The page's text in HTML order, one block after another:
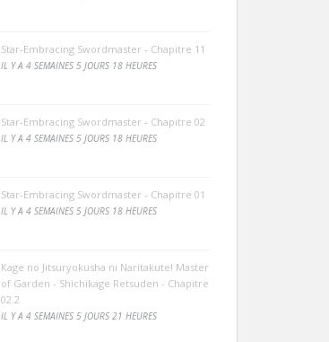
Star-Embracing Swordmaster - Chapitre 11
IL Y A 4 SEMAINES 5 JOURS 18 HEURES
Star-Embracing Swordmaster - Chapitre 02
IL Y A 4 SEMAINES 5 JOURS 18 HEURES
Star-Embracing Swordmaster - Chapitre 01
IL Y A 4 SEMAINES 5 JOURS 18 HEURES
Kage no Jitsuryokusha ni Naritakute! Master
of Garden - Shichikage Retsuden - Chapitre
02.2
IL Y A 4 SEMAINES 5 JOURS 21 HEURES